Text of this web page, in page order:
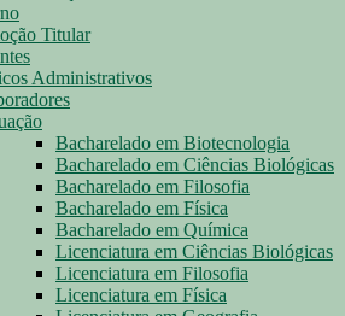
Titular
Administrativos
Bacharelado em Biotecnologia
Bacharelado em Ciências Biológicas
Bacharelado em Filosofia
Bacharelado em Física
Bacharelado em Química
Licenciatura em Ciências Biológicas
Licenciatura em Filosofia
Licenciatura em Física